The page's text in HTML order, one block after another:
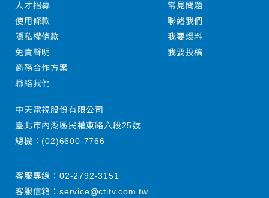
人才招募
使用條款
隱私權條款
免責聲明
商務合作方案
常見問題
聯絡我們
我要爆料
我要投稿
聯絡我們
中天電視股份有限公司
臺北市內湖區民權東路六段25號
總機：(02)6600-7766
客服專線： 02-2792-3151
客服信箱： service@ctitv.com.tw